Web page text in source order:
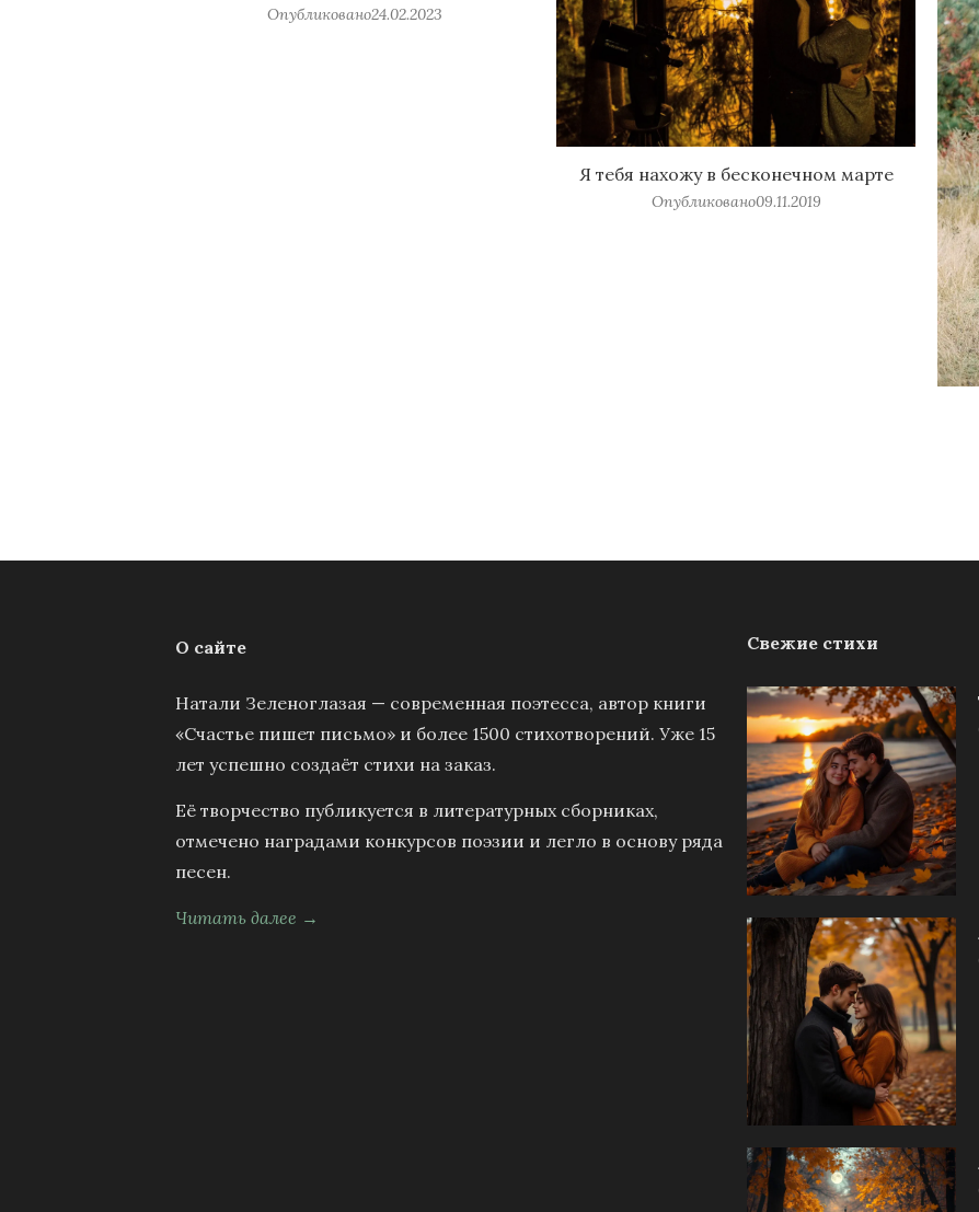
Опубликовано24.02.2023
Я тебя нахожу в бесконечном марте
Опубликовано09.11.2019
О сайте
Натали Зеленоглазая — современная поэтесса, автор книги
«Счастье пишет письмо» и более 1500 стихотворений. Уже 15
лет успешно создаёт стихи на заказ.
Её творчество публикуется в литературных сборниках,
отмечено наградами конкурсов поэзии и легло в основу ряда
песен.
Читать далее →
Свежие стихи